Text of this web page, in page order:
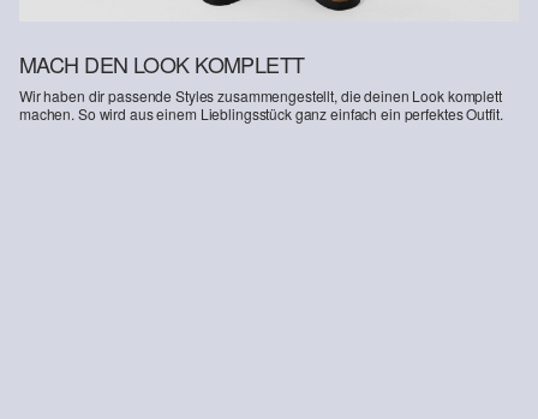
MACH DEN LOOK KOMPLETT
Wir haben dir passende Styles zusammengestellt, die deinen Look komplett
machen. So wird aus einem Lieblingsstück ganz einfach ein perfektes Outfit.